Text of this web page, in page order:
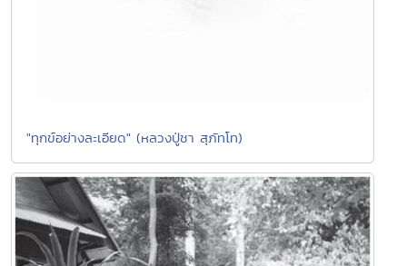
"ทุกข์อย่างละเอียด" (หลวงปู่ชา สุภัทโท)